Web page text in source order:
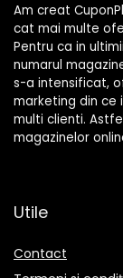
Am creat
cat mai multe
Pentru ca in
numarul
s-a intensificat,
marketing din ce
multi clienti.
magazinelor
Utile
Contact